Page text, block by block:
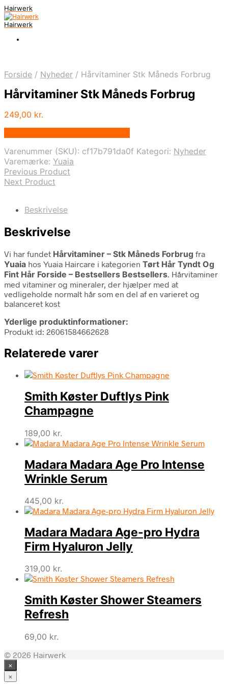
Hairwerk
Hairwerk
Forside / Nyheder / Hårvitaminer Stk Måneds Forbrug
Hårvitaminer Stk Måneds Forbrug
249,00 kr.
Varenummer (SKU): cf17b791da0f Kategori: Nyheder
Varemærke: Yuaia
Previous Product
Next Product
Beskrivelse
Beskrivelse
Vi har fundet Hårvitaminer – Stk Måneds Forbrug fra
Yuaia hos Yuaia Haircare i kategorien Tørt Hår Tyndt Og
Fint Hår Forside – Bestsellers Bestsellers. Hårvitaminer
med vitaminer og mineraler, der hjælper med at
vedligeholde normalt hår som en del af en varieret og
balanceret kost
Yderlige produktinformationer:
Produkt id: 26061584662628
Relaterede varer
Smith Køster Duftlys Pink
Champagne
189,00 kr.
Madara Madara Age Pro Intense
Wrinkle Serum
445,00 kr.
Madara Madara Age-pro Hydra
Firm Hyaluron Jelly
319,00 kr.
Smith Køster Shower Steamers
Refresh
69,00 kr.
© 2026 Hairwerk
×
×